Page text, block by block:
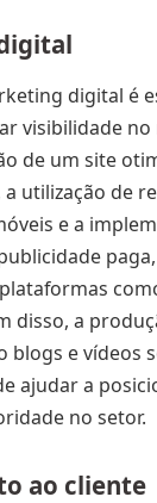
digital é
visibilidade
de um site
a utilização de
e a
disso, a
blogs e vídeos
ajudar a
no setor.
ao cliente